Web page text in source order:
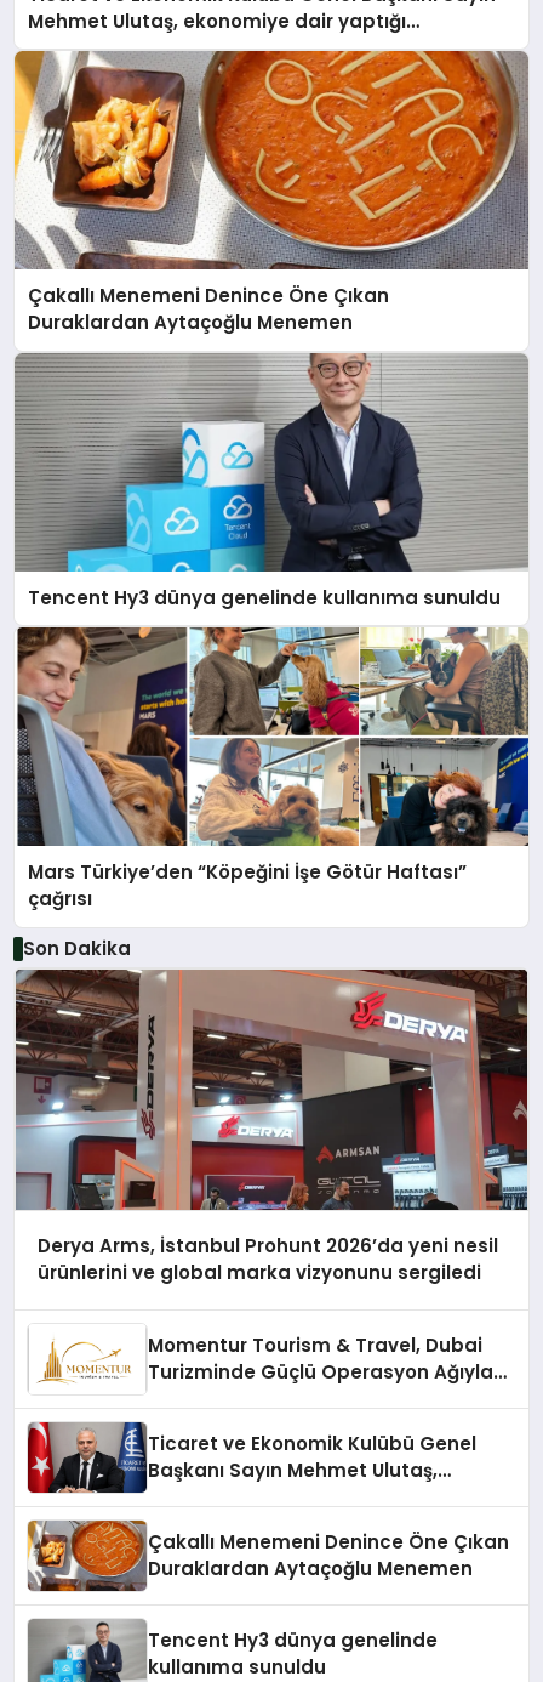
Mehmet Ulutaş, ekonomiye dair yaptığı
açıklamada şunları kaydetti:
Çakallı Menemeni Denince Öne Çıkan
Duraklardan Aytaçoğlu Menemen
Tencent Hy3 dünya genelinde kullanıma sunuldu
Mars Türkiye’den “Köpeğini İşe Götür Haftası”
çağrısı
Son Dakika
Derya Arms, İstanbul Prohunt 2026’da yeni nesil
ürünlerini ve global marka vizyonunu sergiledi
Momentur Tourism & Travel, Dubai
Turizminde Güçlü Operasyon Ağıyla
Ticaret ve Ekonomik Kulübü Genel
Başkanı Sayın Mehmet Ulutaş,
Çakallı Menemeni Denince Öne Çıkan
Duraklardan Aytaçoğlu Menemen
Tencent Hy3 dünya genelinde
kullanıma sunuldu